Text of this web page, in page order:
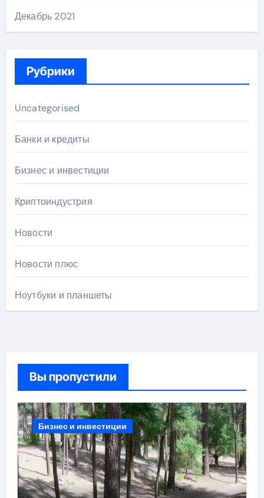
Декабрь 2021
Рубрики
Uncategorised
Банки и кредиты
Бизнес и инвестиции
Криптоиндустрия
Новости
Новости плюс
Ноутбуки и планшеты
Вы пропустили
Бизнес и инвестиции